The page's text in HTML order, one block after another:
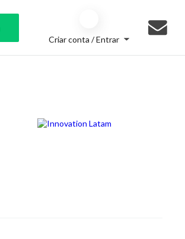
Criar conta / Entrar